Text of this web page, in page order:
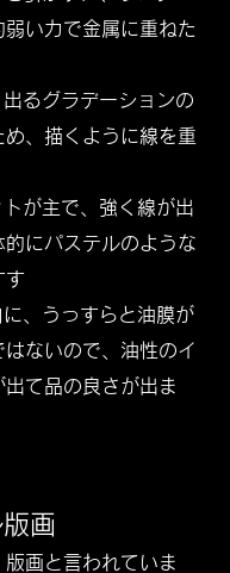
弱い力で金属に重ねた
るグラデーションの
め、描くように線を重
が主で、強く線が出
的にパステルのような
す
、うっすらと油膜が
ないので、油性のイ
出て品の良さが出ま
画
画と言われていま